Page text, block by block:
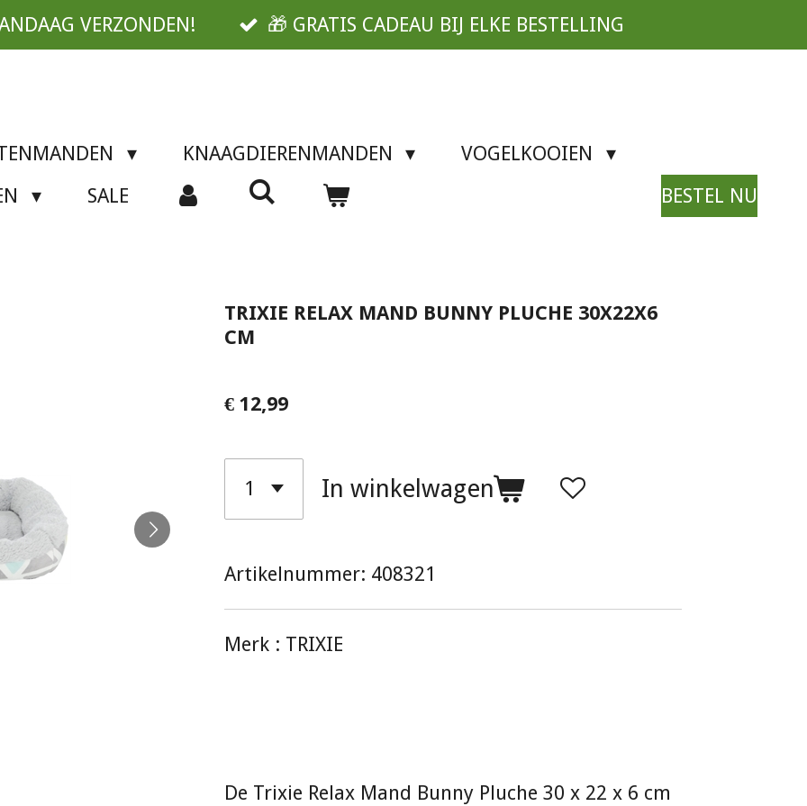
VERZONDEN! 🎁 GRATIS CADEAU BIJ ELKE BESTELLING
KNAAGDIERENMANDEN
VOGELKOOIEN
SALE BESTEL NU
TRIXIE RELAX MAND BUNNY PLUCHE 30X22X6
CM
€ 12,99
In winkelwagen
Artikelnummer: 408321
Merk : TRIXIE
De Trixie Relax Mand Bunny Pluche 30 x 22 x 6 cm